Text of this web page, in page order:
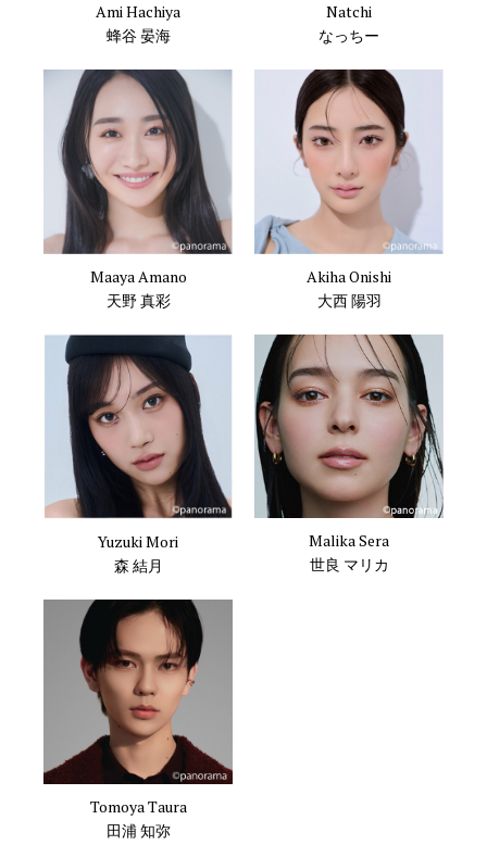
Ami Hachiya
蜂谷 晏海
Natchi
なっちー
Maaya Amano
天野 真彩
Akiha Onishi
大西 陽羽
Yuzuki Mori
森 結月
Malika Sera
世良 マリカ
Tomoya Taura
田浦 知弥